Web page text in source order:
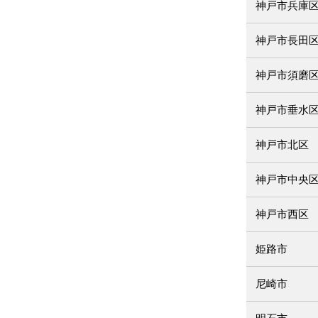
神戸市兵庫区
神戸市長田区
神戸市須磨区
神戸市垂水区
神戸市北区
神戸市中央区
神戸市西区
姫路市
尼崎市